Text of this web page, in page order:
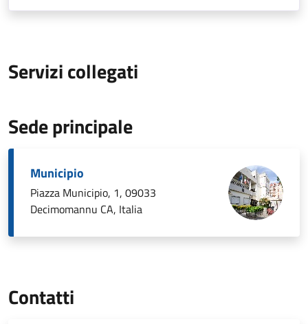
Servizi collegati
Sede principale
Municipio
Piazza Municipio, 1, 09033
Decimomannu CA, Italia
Contatti